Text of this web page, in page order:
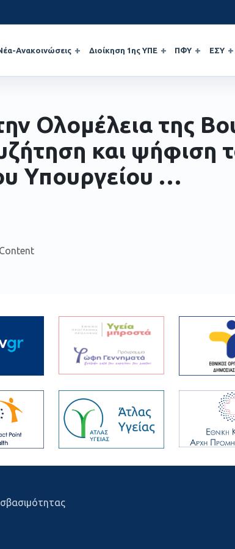
Ανακοινώσεις Διοίκηση 1ης ΥΠΕ ΠΦΥ ΕΣΥ
Ολομέλεια της
και ψήφιση
Υπουργείου …